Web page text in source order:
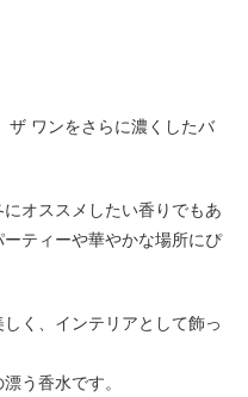
ザ ワンをさらに濃くしたバ
オススメしたい香りでもあ
ティーや華やかな場所にぴ
く、インテリアとして飾っ
う香水です。